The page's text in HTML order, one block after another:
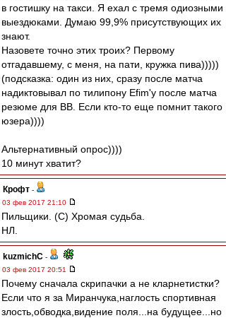
в гостишку на такси. Я ехал с тремя одиозными
выездюками. Думаю 99,9% присутствующих их
знают.
Назовете точно этих троих? Первому
отгадавшему, с меня, на пати, кружка пива)))))
(подсказка: один из них, сразу после матча
надиктовывал по тилипону Efim'у после матча
резюме для ВВ. Если кто-то еще помнит такого
юзера))))
Альтернативный опрос))))
10 минут хватит?
Крофт -
03 фев 2017 21:10
Пильщики. (С) Хромая судьба.
НЛ.
kuzmichC -
03 фев 2017 20:51
Почему сначала скрипачки а не кларнетистки?
Если что я за Миранчука,наглость спортивная
злость,обводка,видение поля...на будущее...но